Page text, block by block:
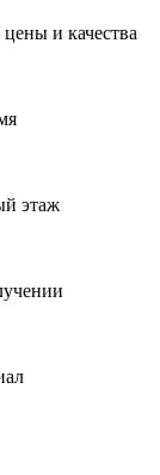
и качества
этаж